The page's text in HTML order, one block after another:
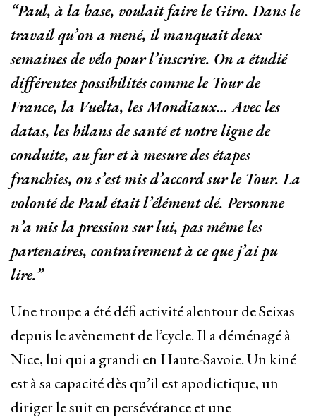
“Paul, à la base, voulait faire le Giro. Dans le
travail qu’on a mené, il manquait deux
semaines de vélo pour l’inscrire. On a étudié
différentes possibilités comme le Tour de
France, la Vuelta, les Mondiaux… Avec les
datas, les bilans de santé et notre ligne de
conduite, au fur et à mesure des étapes
franchies, on s’est mis d’accord sur le Tour. La
volonté de Paul était l’élément clé. Personne
n’a mis la pression sur lui, pas même les
partenaires, contrairement à ce que j’ai pu
lire.”
Une troupe a été défi activité alentour de Seixas
depuis le avènement de l’cycle. Il a déménagé à
Nice, lui qui a grandi en Haute-Savoie. Un kiné
est à sa capacité dès qu’il est apodictique, un
diriger le suit en persévérance et une